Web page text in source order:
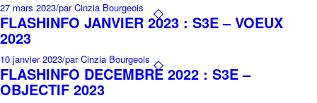
27 mars 2023/par Cinzia Bourgeois
FLASHINFO JANVIER 2023 : S3E – VOEUX
2023
10 janvier 2023/par Cinzia Bourgeois
FLASHINFO DECEMBRE 2022 : S3E –
OBJECTIF 2023